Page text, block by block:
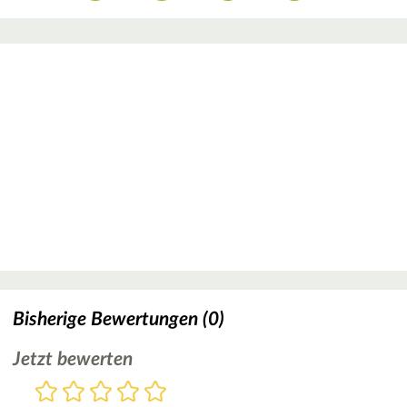
Bisherige Bewertungen (0)
Jetzt bewerten
Bewertung
5
4
3
2
1